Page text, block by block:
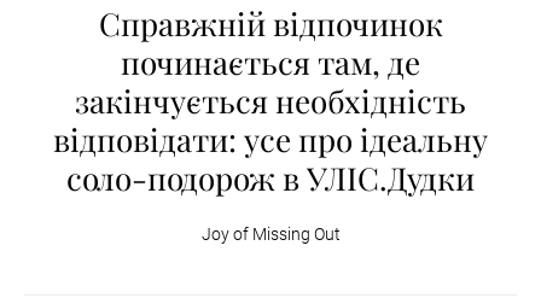
Справжній відпочинок
починається там, де
закінчується необхідність
відповідати: усе про ідеальну
соло-подорож в УЛІС.Дудки
Joy of Missing Out